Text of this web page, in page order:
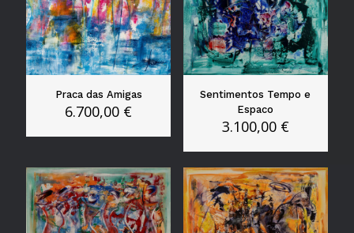
Praca das Amigas
6.700,00 €
Sentimentos Tempo e
Espaco
3.100,00 €